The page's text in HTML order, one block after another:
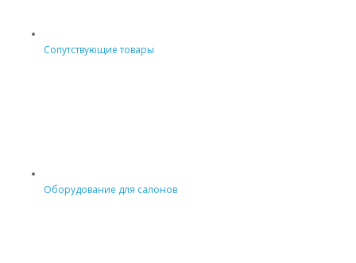
Сопутствующие товары
Оборудование для салонов